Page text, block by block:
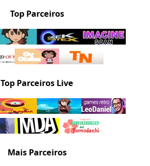
Top Parceiros
Top Parceiros Live
Mais Parceiros